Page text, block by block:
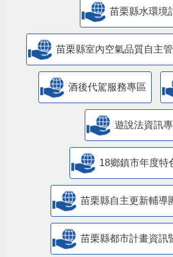
苗栗縣水環境
苗栗縣室內空氣品質自主
酒後代駕服務專區
遊說法資訊
18鄉鎮市年度特
苗栗縣自主更新輔導
苗栗縣都市計畫資訊